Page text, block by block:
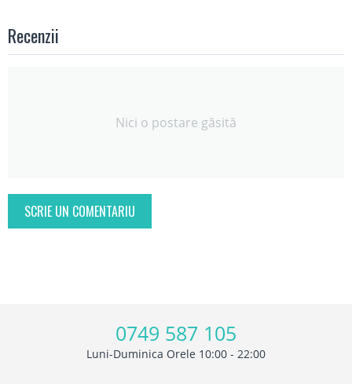
Recenzii
Nici o postare găsită
SCRIE UN COMENTARIU
0749 587 105
Luni-Duminica Orele 10:00 - 22:00